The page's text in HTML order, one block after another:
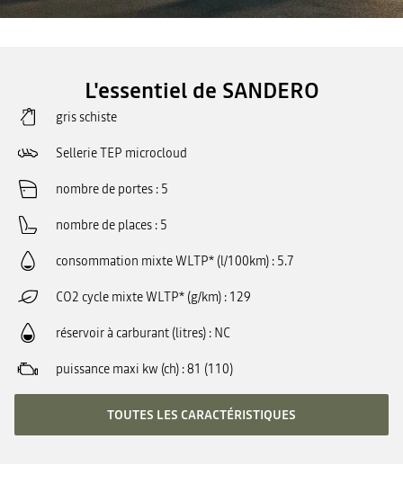
L'essentiel de SANDERO
gris schiste
Sellerie TEP microcloud
nombre de portes 5
nombre de places 5
consommation mixte WLTP* (l/100km) 5.7
CO2 cycle mixte WLTP* (g/km) 129
réservoir à carburant (litres) NC
puissance maxi kw (ch) 81 (110)
TOUTES LES CARACTÉRISTIQUES